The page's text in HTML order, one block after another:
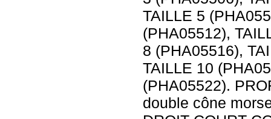
TAILLE 5
(PHA05512),
8 (PHA05516),
TAILLE 10
(PHA05522).
double cône